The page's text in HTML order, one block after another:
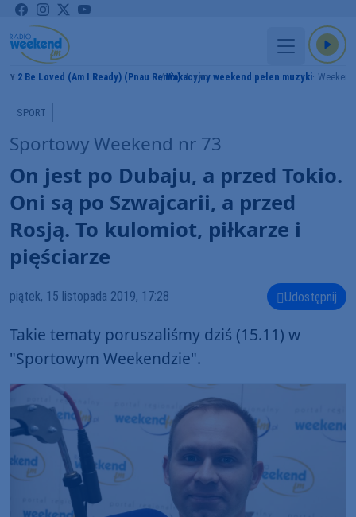
2 Be Loved (Am I Ready) (Pnau Remix) Lizzo
Wakacyjny weekend pełen muzyki
SPORT
Sportowy Weekend nr 73
On jest po Dubaju, a przed Tokio.
Oni są po Szwajcarii, a przed
Rosją. To kulomiot, piłkarze i
pięściarze
piątek, 15 listopada 2019, 17:28 Udostępnij
Takie tematy poruszaliśmy dziś (15.11) w
"Sportowym Weekendzie".